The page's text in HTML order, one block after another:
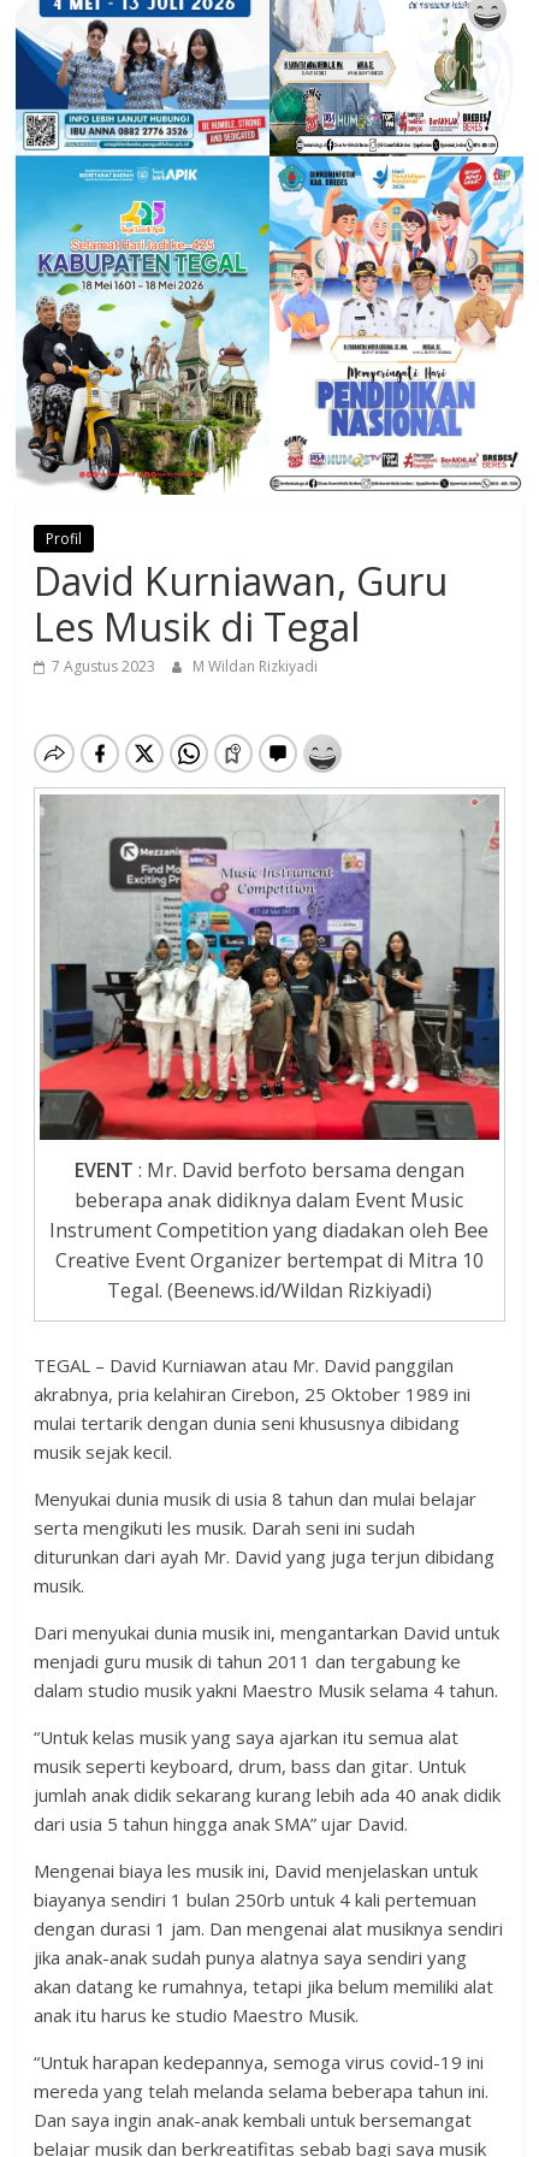
Profil
David Kurniawan, Guru
Les Musik di Tegal
7 Agustus 2023 M Wildan Rizkiyadi
EVENT : Mr. David berfoto bersama dengan
beberapa anak didiknya dalam Event Music
Instrument Competition yang diadakan oleh Bee
Creative Event Organizer bertempat di Mitra 10
Tegal. (Beenews.id/Wildan Rizkiyadi)
TEGAL – David Kurniawan atau Mr. David panggilan
akrabnya, pria kelahiran Cirebon, 25 Oktober 1989 ini
mulai tertarik dengan dunia seni khususnya dibidang
musik sejak kecil.
Menyukai dunia musik di usia 8 tahun dan mulai belajar
serta mengikuti les musik. Darah seni ini sudah
diturunkan dari ayah Mr. David yang juga terjun dibidang
musik.
Dari menyukai dunia musik ini, mengantarkan David untuk
menjadi guru musik di tahun 2011 dan tergabung ke
dalam studio musik yakni Maestro Musik selama 4 tahun.
“Untuk kelas musik yang saya ajarkan itu semua alat
musik seperti keyboard, drum, bass dan gitar. Untuk
jumlah anak didik sekarang kurang lebih ada 40 anak didik
dari usia 5 tahun hingga anak SMA” ujar David.
Mengenai biaya les musik ini, David menjelaskan untuk
biayanya sendiri 1 bulan 250rb untuk 4 kali pertemuan
dengan durasi 1 jam. Dan mengenai alat musiknya sendiri
jika anak-anak sudah punya alatnya saya sendiri yang
akan datang ke rumahnya, tetapi jika belum memiliki alat
anak itu harus ke studio Maestro Musik.
“Untuk harapan kedepannya, semoga virus covid-19 ini
mereda yang telah melanda selama beberapa tahun ini.
Dan saya ingin anak-anak kembali untuk bersemangat
belajar musik dan berkreatifitas sebab bagi saya musik